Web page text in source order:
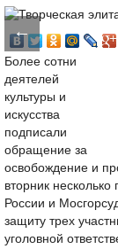
←
Более сотни
деятелей
культуры и
искусства
подписали
обращение за
освобождение и
вторник
России и
защиту трех
уголовной